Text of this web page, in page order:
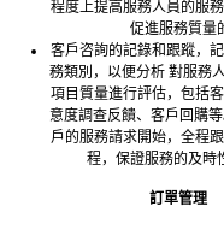
程度上提高服務人員的服
促進服務質量
客戶咨詢的記錄和跟蹤，
務類別，以便分析 對服務
項目質量進行評估，包括
意度調查反饋、客戶回購
戶的服務請求開始，全程
程，保證服務的及時
訂單管理